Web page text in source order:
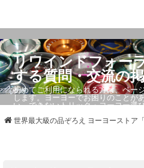
リワインドフォー
する質問・交流の
初めてご利用になられる方は、ペー
します。ヨーヨーでお困りのことが
い。できないトリック・ヨーヨー選
世界最大級の品ぞろえ ヨーヨーストア